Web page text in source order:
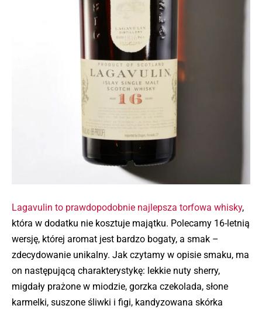
Lagavulin to prawdopodobnie najlepsza torfowa whisky,
która w dodatku nie kosztuje majątku. Polecamy 16-letnią
wersję, której aromat jest bardzo bogaty, a smak –
zdecydowanie unikalny. Jak czytamy w opisie smaku, ma
on następującą charakterystykę: lekkie nuty sherry,
migdały prażone w miodzie, gorzka czekolada, słone
karmelki, suszone śliwki i figi, kandyzowana skórka